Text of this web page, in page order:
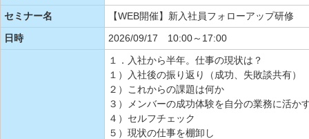
セミナー名
【WEB開催】新入社員フォローアップ研修
日時
2026/09/17 10:00～17:00
１．入社から半年。仕事の現状は？
１）入社後の振り返り（成功、失敗談共有）
２）これからの課題は何か
３）メンバーの成功体験を自分の業務に活か
４）セルフチェック
５）現状の仕事を棚卸し